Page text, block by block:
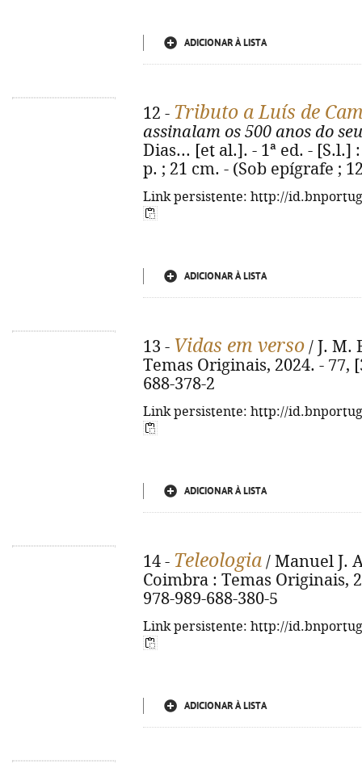
ADICIONAR À LISTA
12 - Tributo a Luís de
assinalam os 500 anos do
Dias... [et al.]. - 1ª ed. - [S.l.]
p. ; 21 cm. - (Sob epígrafe ;
Link persistente: http://
ADICIONAR À LISTA
13 - Vidas em verso / J. M.
Temas Originais, 2024. - 77,
688-378-2
Link persistente: http://
ADICIONAR À LISTA
14 - Teleologia / Manuel J.
Coimbra : Temas Originais,
978-989-688-380-5
Link persistente: http://
ADICIONAR À LISTA